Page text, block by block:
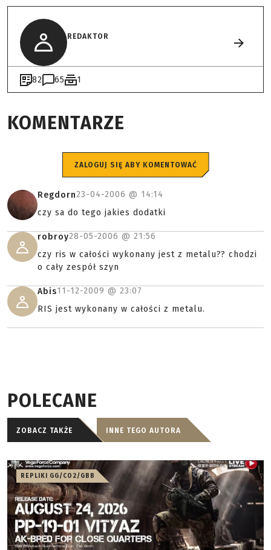
REDAKTOR
82 65 1
KOMENTARZE
ZALOGUJ SIĘ ABY KOMENTOWAĆ
Regdorn23-04-2006 @ 14:14
czy sa do tego jakies dodatki
robroy28-05-2006 @ 21:56
czy ris w całości wykonany jest z metalu?? chodzi
o cały zespół szyn
Abis11-12-2009 @ 23:07
RIS jest wykonany w całości z metalu.
POLECANE
ZOBACZ TAKŻE INNE TEGO AUTORA
REPLIKI GG/CO2/GBB